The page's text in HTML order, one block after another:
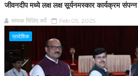
जीवनदीप मध्ये लक्ष लक्ष सूर्यनमस्कार कार्यक्रम संपन्न
सम्यक मिलिंद सर्पे Feb 05, 2025
प्रादेशिक